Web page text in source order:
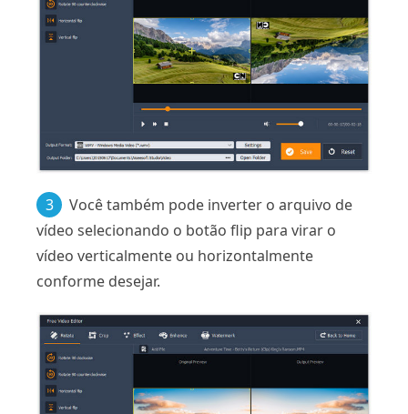
3
Você também pode inverter o arquivo de
vídeo selecionando o botão flip para virar o
vídeo verticalmente ou horizontalmente
conforme desejar.